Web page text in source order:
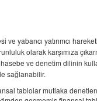
yabancı yatırımcı
olarak karşımıza
ve denetim dilinin
sağlanabilir.
tablolar mutlaka